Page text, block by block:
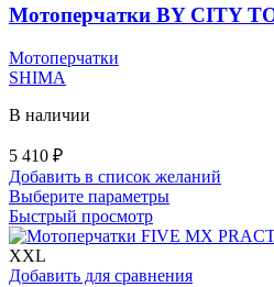
Мотоперчатки BY CITY
Мотоперчатки
SHIMA
В наличии
5 410 ₽
Добавить в список желаний
Выберите параметрыЭтот
имеет
вариаций.
Быстрый просмотр
XXL
Добавить для сравнения